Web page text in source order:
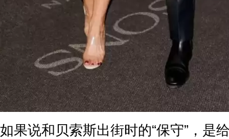
如果说和贝索斯出街时的“保守”，是